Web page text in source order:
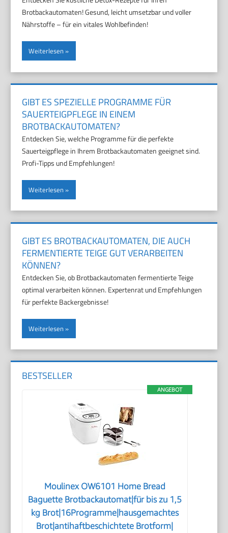
Brotbackautomaten! Gesund, leicht umsetzbar und voller
Nährstoffe – für ein vitales Wohlbefinden!
Weiterlesen
GIBT ES SPEZIELLE PROGRAMME FÜR
SAUERTEIGPFLEGE IN EINEM
BROTBACKAUTOMATEN?
Entdecken Sie, welche Programme für die perfekte
Sauerteigpflege in Ihrem Brotbackautomaten geeignet sind.
Profi-Tipps und Empfehlungen!
Weiterlesen
GIBT ES BROTBACKAUTOMATEN, DIE AUCH
FERMENTIERTE TEIGE GUT VERARBEITEN
KÖNNEN?
Entdecken Sie, ob Brotbackautomaten fermentierte Teige
optimal verarbeiten können. Expertenrat und Empfehlungen
für perfekte Backergebnisse!
Weiterlesen
BESTSELLER
ANGEBOT
Moulinex OW6101 Home Bread
Baguette Brotbackautomat|für bis zu 1,5
kg Brot|16Programme|hausgemachtes
Brot|antihaftbeschichtete Brotform|